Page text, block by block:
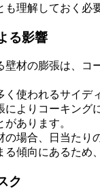
理解しておく必
る影響
壁材の膨張は、コ
く使われるサイデ
によりコーキング
あります。
の場合、日当たり
傾向にあるため
ク